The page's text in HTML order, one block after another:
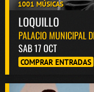
1001 MÚSICAS
LOQUILLO
PALACIO MUNICIPAL
SAB 17 OCT
COMPRAR ENTRADAS